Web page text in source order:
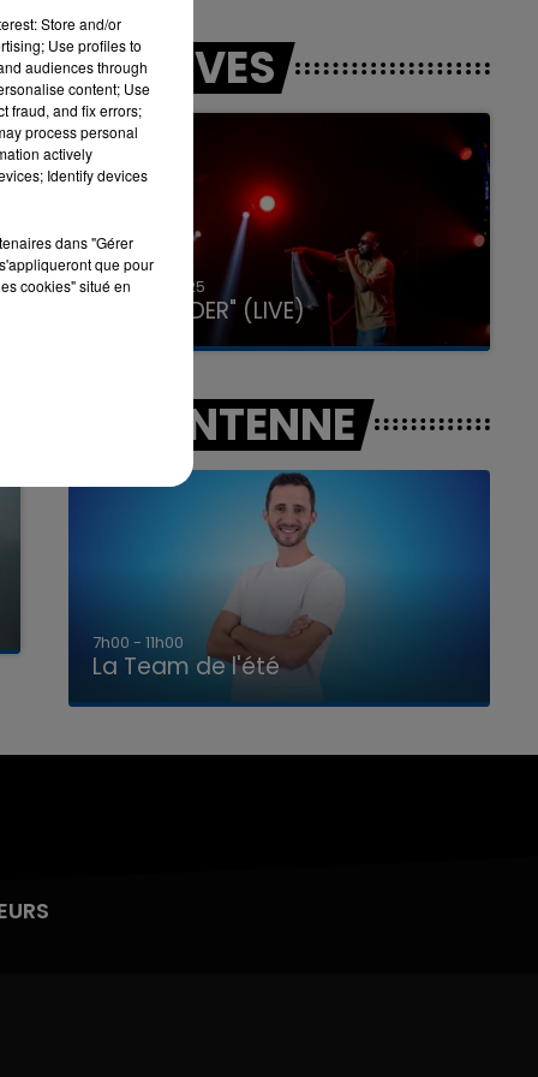
7h00 - 11h00
LA TEAM DE L'ÉTÉ
LES LIVES
31 janvier 2025
GIMS "SPIDER" (LIVE)
A L'ANTENNE
7h00 - 11h00
La Team de l'été
Store and/or
Use profiles to
audiences through
content; Use
fraud, and fix errors;
process personal
actively
Identify devices
dans "Gérer
que pour
cookies" situé en